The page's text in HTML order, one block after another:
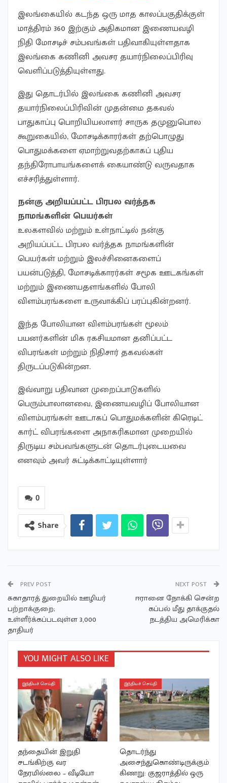
இலங்கையில் கடந்த ஒரு மாத காலப்பகுதிக்குள்
மாத்திரம் 360 இற்கும் அதிகமான இணையவழி
நிதி மோசடிச் சம்பவங்கள் பதிவாகியுள்ளதாக
இலங்கை கணினி அவசர தயார்நிலைப்பிரிவு
வெளிப்படுத்தியுள்ளது.
இது தொடர்பில் இலங்கை கணினி அவசர
தயார்நிலைப்பிரிவின் முதன்மை தகவல்
பாதுகாப்பு பொறியியலாளர் சாருக தமுனுபொல
கூறுகையில், மோசடிக்காரர்கள் தற்பொழுது
பொதுமக்களை ஏமாற்றுவதற்காகப் புதிய
தந்திரோபாயங்களைக் கையாண்டு வருவதாக
எச்சரித்துள்ளார்.
நன்கு அறியப்பட்ட பிரபல வர்த்தக
நாமங்களின் பெயர்கள்
உலகளவில் மற்றும் உள்நாட்டில் நன்கு
அறியப்பட்ட பிரபல வர்த்தக நாமங்களின்
பெயர்கள் மற்றும் இலச்சினைகளைப்
பயன்படுத்தி, மோசடிக்காரர்கள் சமூக ஊடகங்கள்
மற்றும் இணையதளங்களில் போலி
விளம்பரங்களை உருவாக்கிப் பரப்புகின்றனர்.
இந்த போலியான விளம்பரங்கள் மூலம்
பயனர்களின் மிக ரகசியமான தனிப்பட்ட
விபரங்கள் மற்றும் நிதிசார் தகவல்கள்
திருடப்படுகின்றன.
இவ்வாறு பதிவான முறைப்பாடுகளில்
பெரும்பாலானவை, இணையவழிப் போலியான
விளம்பரங்கள் ஊடாகப் பொதுமக்களின் கிரெடிட்
கார்ட் விபரங்களை அநாகரிகமான முறையில்
திருடிய சம்பவங்களுடன் தொடர்புடையவை
எனவும் அவர் சுட்டிக்காட்டியுள்ளார்
0
Share
PREV POST
சுகாதாரத் துறையில் ஊழியர்
பற்றாக்குறை;
உள்ளீர்க்கப்படவுள்ள 3,000
தாதியர்
NEXT POST
ஈரானை நோக்கி சென்ற
கப்பல் மீது தாக்குதல்
நடத்திய அமெரிக்கா
YOU MIGHT ALSO LIKE
இந்தியச் செய்தி
தந்தையின் இறுதி
சடங்கிற்கு வர
நேரமில்லை – வீடியோ
இந்தியச் செய்தி
தொடர்ந்து
அசைந்துகொண்டிருக்கும்
கிணறு: குஜராத்தில் ஒரு